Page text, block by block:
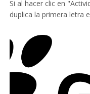
Si al hacer clic en
duplica la primera letra